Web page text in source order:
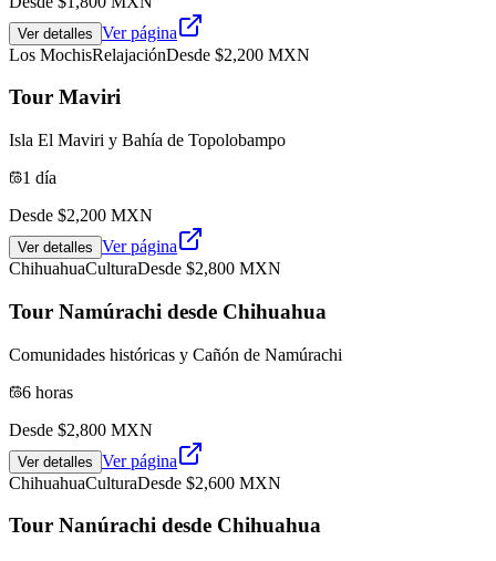
Ver detalles Ver página
Los MochisRelajaciónDesde $2,200 MXN
Tour Maviri
Isla El Maviri y Bahía de Topolobampo
1 día
Desde $2,200 MXN
Ver detalles Ver página
ChihuahuaCulturaDesde $2,800 MXN
Tour Namúrachi desde Chihuahua
Comunidades históricas y Cañón de Namúrachi
6 horas
Desde $2,800 MXN
Ver detalles Ver página
ChihuahuaCulturaDesde $2,600 MXN
Tour Nanúrachi desde Chihuahua